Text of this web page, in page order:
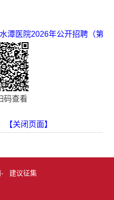
潭医院2026年公开招聘（第
码查看
【关闭页面】
- 建议征集